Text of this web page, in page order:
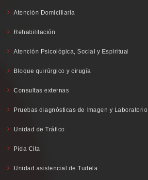
Atención Domiciliaria
Rehabilitación
Atención Psicológica, Social y Espiritual
Bloque quirúrgico y cirugía
Consultas externas
Pruebas diagnósticas de Imagen y Laboratorio
Unidad de Tráfico
Pida Cita
Unidad asistencial de Tudela